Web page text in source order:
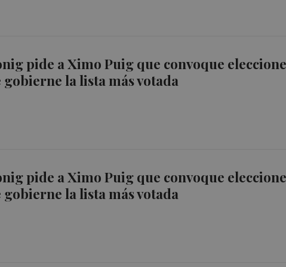
pide a Ximo Puig que convoque
la lista más votada
pide a Ximo Puig que convoque
la lista más votada